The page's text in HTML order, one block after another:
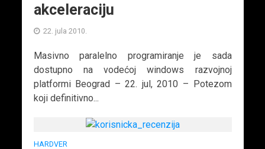
akceleraciju
22. jula 2010.
Masivno paralelno programiranje je sada
dostupno na vodećoj windows razvojnoj
platformi Beograd – 22. jul, 2010 – Potezom
koji definitivno...
HARDVER